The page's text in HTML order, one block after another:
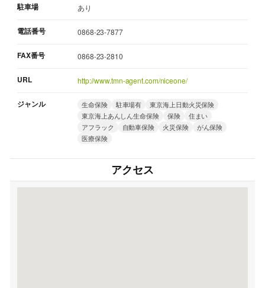
駐車場 あり
電話番号 0868-23-7877
FAX番号 0868-23-2810
URL http://www.tmn-agent.com/niceone/
ジャンル 生命保険 駐車場有
東京海上日動火災保険
東京海上あんしん生命保険
保険
住まい
アフラック
自動車保険 火災保険
がん保険
医療保険
アクセス